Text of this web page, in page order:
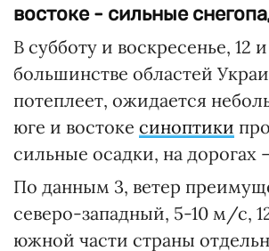
востоке - сильные
В субботу и воскресенье, 12
большинстве областей
потеплеет, ожидается
юге и востоке синоптики
сильные осадки, на дорогах
По данным 3, ветер
северо-западный, 5-10 м/с,
южной части страны